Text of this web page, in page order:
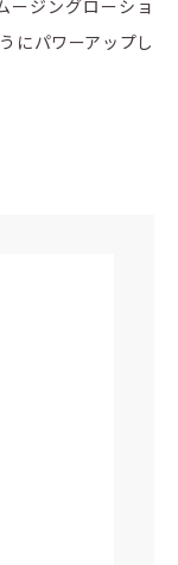
ージングローショ
にパワーアップし